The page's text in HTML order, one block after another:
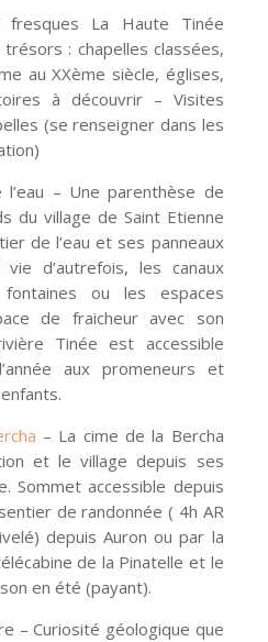
fresques La Haute Tinée
: chapelles classées,
au XXème siècle, églises,
à découvrir – Visites
(se renseigner dans les
– Une parenthèse de
du village de Saint Etienne
de l’eau et ses panneaux
d’autrefois, les canaux
fontaines ou les espaces
de fraicheur avec son
Tinée est accessible
aux promeneurs et
– La cime de la Bercha
et le village depuis ses
Sommet accessible depuis
de randonnée ( 4h AR
depuis Auron ou par la
de la Pinatelle et le
en été (payant).
– Curiosité géologique que